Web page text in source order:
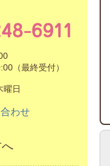
（最終受付）
曜日